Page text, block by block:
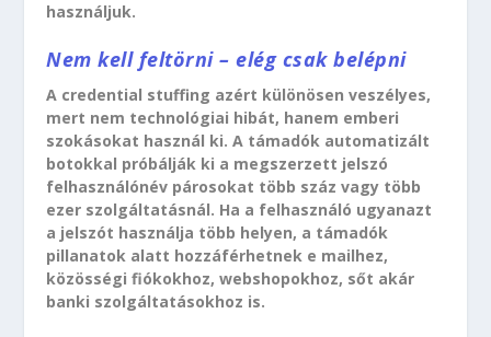
használjuk.
Nem kell feltörni – elég csak belépni
A credential stuffing azért különösen veszélyes,
mert nem technológiai hibát, hanem emberi
szokásokat használ ki. A támadók automatizált
botokkal próbálják ki a megszerzett jelszó
felhasználónév párosokat több száz vagy több
ezer szolgáltatásnál. Ha a felhasználó ugyanazt
a jelszót használja több helyen, a támadók
pillanatok alatt hozzáférhetnek e mailhez,
közösségi fiókokhoz, webshopokhoz, sőt akár
banki szolgáltatásokhoz is.